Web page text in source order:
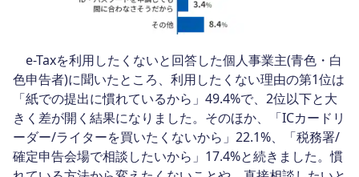
e-Taxを利用したくないと回答した個人事業主(青色・白
色申告者)に聞いたところ、利用したくない理由の第1位は
「紙での提出に慣れているから」49.4%で、2位以下と大
きく差が開く結果になりました。そのほか、「ICカードリ
ーダー/ライターを買いたくないから」22.1%、「税務署/
確定申告会場で相談したいから」17.4%と続きました。慣